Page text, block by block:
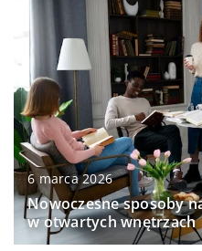
6 marca 2026
Nowoczesne sposoby
w otwartych wnętrzach